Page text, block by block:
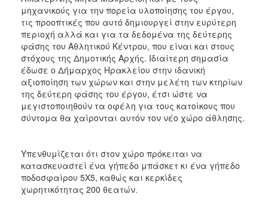
ΔΗΜΟΤΗΣ
ΕΠΙΣΚΕΠΤΗΣ
ΗΡΑΚΛΕΙΟ
μηχανικούς για την πορεία υλοποίησης του έργου,
τις προοπτικές που αυτό δημιουργεί στην ευρύτερη
περιοχή αλλά και για τα δεδομένα της δεύτερης
φάσης του Αθλητικού Κέντρου, που είναι και στους
στόχους της Δημοτικής Αρχής. Ιδιαίτερη σημασία
έδωσε ο Δήμαρχος Ηρακλείου στην ιδανική
αξιοποίηση των χώρων και στην μελέτη των κτηρίων
της δεύτερη φάσης του έργου, έτσι ώστε να
μεγιστοποιηθούν τα οφέλη για τους κατοίκους που
σύντομα θα χαίρονται αυτόν τον νέο χώρο άθλησης.
Υπενθυμίζεται ότι στον χώρο πρόκειται να
κατασκευαστεί ένα γήπεδο μπάσκετ κι ένα γήπεδο
ποδοσφαίρου 5Χ5, καθώς και κερκίδες
χωρητικότητας 200 θεατών.